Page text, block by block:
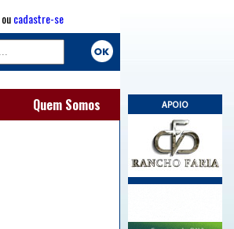
APOIO
oucadastre-se
Quem Somos